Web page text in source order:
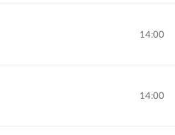
14:00
14:00